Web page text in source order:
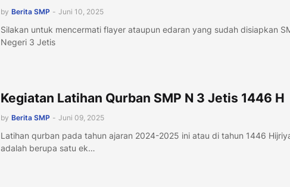
by Berita SMP - Juni 10, 2025
Silakan untuk mencermati flayer ataupun edaran yang sudah disiapkan
Negeri 3 Jetis
Kegiatan Latihan Qurban SMP N 3 Jetis 1446 H
by Berita SMP - Juni 09, 2025
Latihan qurban pada tahun ajaran 2024-2025 ini atau di tahun 1446
adalah berupa satu ek…